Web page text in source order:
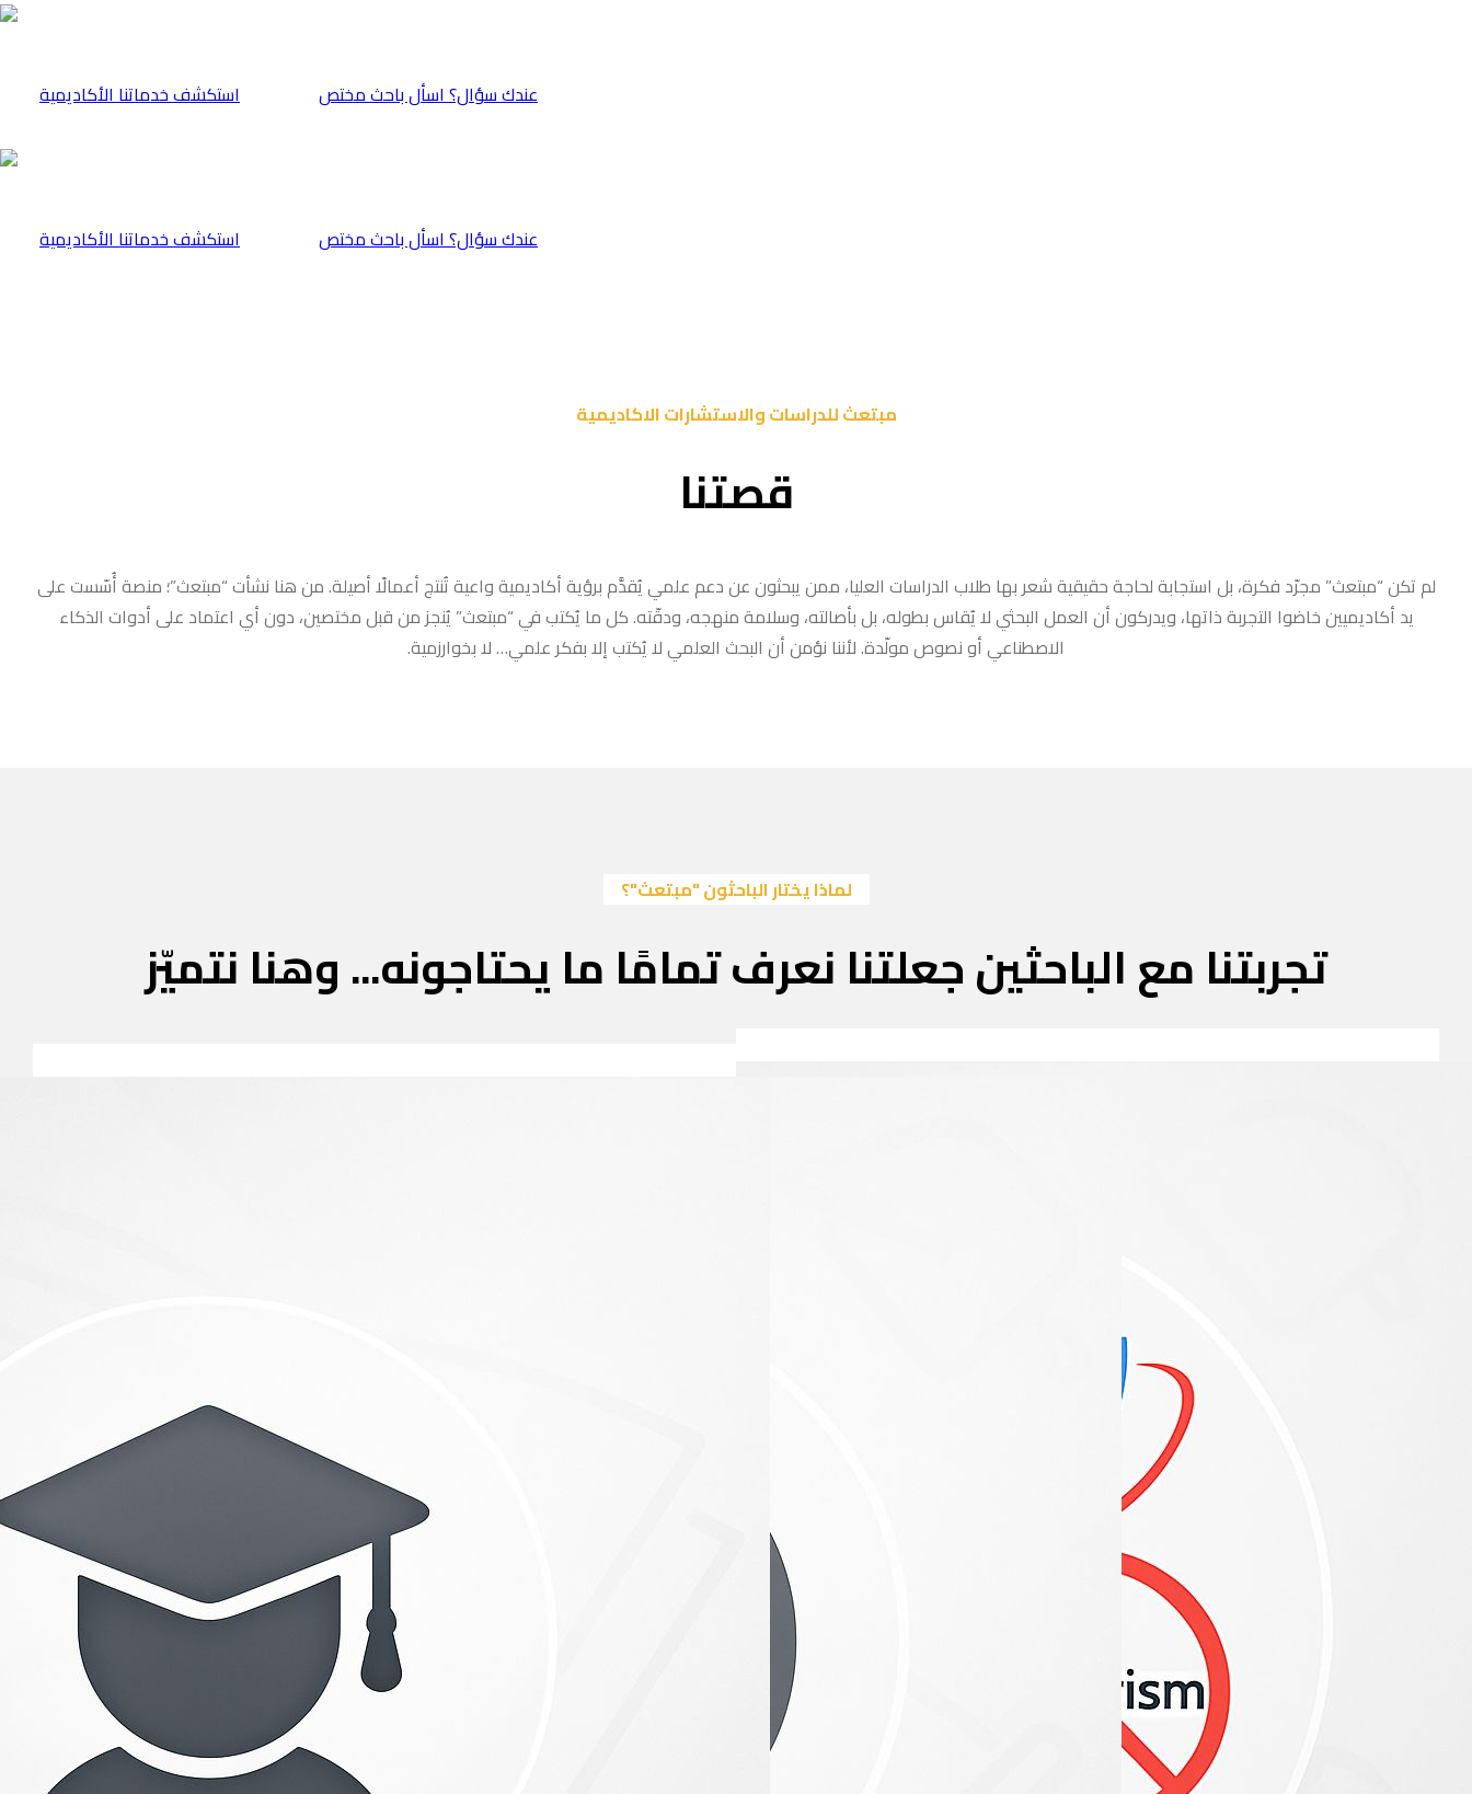
⁠استكشف خدماتنا الأكاديمية عندك سؤال؟ اسأل باحث مختص
⁠استكشف خدماتنا الأكاديمية عندك سؤال؟ اسأل باحث مختص
مبتعث للدراسات والاستشارات الاكاديمية
قصتنا
لم تكن “مبتعث” مجرّد فكرة، بل استجابة لحاجة حقيقية شعر بها طلاب الدراسات العليا، ممن يبحثون عن دعم علمي يُقدَّم برؤية أكاديمية واعية تُنتج أعمالًا أصيلة. من هنا نشأت “مبتعث”؛ منصة أُسّست على
يد أكاديميين خاضوا التجربة ذاتها، ويدركون أن العمل البحثي لا يُقاس بطوله، بل بأصالته، وسلامة منهجه، ودقّته. كل ما يُكتب في “مبتعث” يُنجز من قبل مختصين، دون أي اعتماد على أدوات الذكاء
الاصطناعي أو نصوص مولّدة. لأننا نؤمن أن البحث العلمي لا يُكتب إلا بفكر علمي… لا بخوارزمية.
لماذا يختار الباحثون "مبتعث"؟
تجربتنا مع الباحثين جعلتنا نعرف تمامًا ما يحتاجونه... وهنا نتميّز